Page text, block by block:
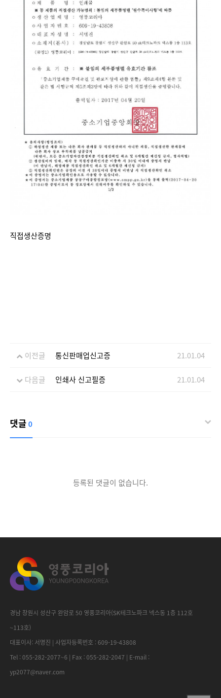
직접생산증명
이전글 통신판매업신고증 21.01.04
다음글 인쇄사 신고필증 21.01.04
댓글0
등록된 댓글이 없습니다.
경남 창원시 성산구 완암로 50 영풍코리아(SK테크노파크 넥스동 1층 112호
~113호)
대표이사: 서명진 | 사업자등록번호 : 609-19-43808
Tel : 055-282-2077~6 | Fax : 055-282-2047 | E-mail :
yp2077@naver.com